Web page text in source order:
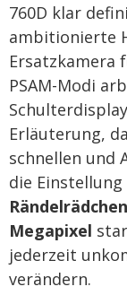
760D klar
ambitionierte
Ersatzkamera
PSAM-Modi
Erläuterung,
schnellen und
die
Rändelrädchen
Megapixel
jederzeit
verändern.